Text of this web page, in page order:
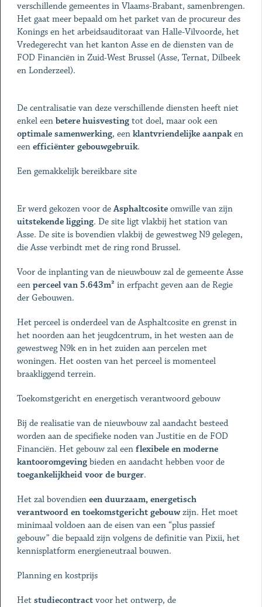
verschillende gemeentes in Vlaams-Brabant, samenbrengen.
Het gaat meer bepaald om het parket van de procureur des
Konings en het arbeidsauditoraat van Halle-Vilvoorde, het
Vredegerecht van het kanton Asse en de diensten van de
FOD Financiën in Zuid-West Brussel (Asse, Ternat, Dilbeek
en Londerzeel).
De centralisatie van deze verschillende diensten heeft niet
enkel een betere huisvestingtot doel, maar ook een
optimale samenwerking, een klantvriendelijke aanpaken
een efficiënter gebouwgebruik.
Een gemakkelijk bereikbare site
Er werd gekozen voor deAsphaltcositeomwille van zijn
uitstekende ligging. De site ligt vlakbij het station van
Asse. De site is bovendien vlakbij de gewestweg N9 gelegen,
die Asse verbindt met de ring rond Brussel.
Voor de inplanting van de nieuwbouw zal de gemeente Asse
een perceel van 5.643m² in erfpacht geven aan de Regie
der Gebouwen.
Het perceel is onderdeel van de Asphaltcosite en grenst in
het noorden aan het jeugdcentrum, in het westen aan de
gewestweg N9k en in het zuiden aan percelen met
woningen. Het oosten van het perceel is momenteel
braakliggend terrein.
Toekomstgericht en energetisch verantwoord gebouw
Bij de realisatie van de nieuwbouw zal aandacht besteed
worden aan de specifieke noden van Justitie en de FOD
Financiën. Het gebouw zal een flexibele en moderne
kantooromgevingbieden en aandacht hebben voor de
toegankelijkheid voor de burger.
Het zal bovendien een duurzaam, energetisch
verantwoord en toekomstgericht gebouwzijn. Het moet
minimaal voldoen aan de eisen van een “plus passief
gebouw” die bepaald zijn volgens de definitie van Pixii, het
kennisplatform energieneutraal bouwen.
Planning en kostprijs
Het studiecontractvoor het ontwerp, de